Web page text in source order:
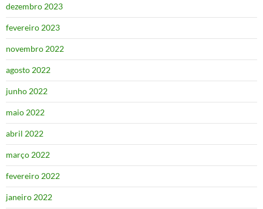
dezembro 2023
fevereiro 2023
novembro 2022
agosto 2022
junho 2022
maio 2022
abril 2022
março 2022
fevereiro 2022
janeiro 2022